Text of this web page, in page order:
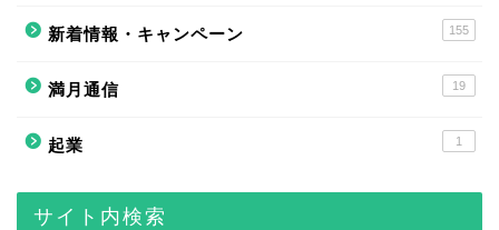
新着情報・キャンペーン 155
満月通信 19
起業 1
サイト内検索